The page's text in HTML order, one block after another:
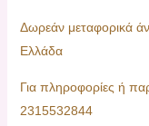
Δωρεάν μεταφορικά
Ελλάδα
Για πληροφορίες ή
2315532844